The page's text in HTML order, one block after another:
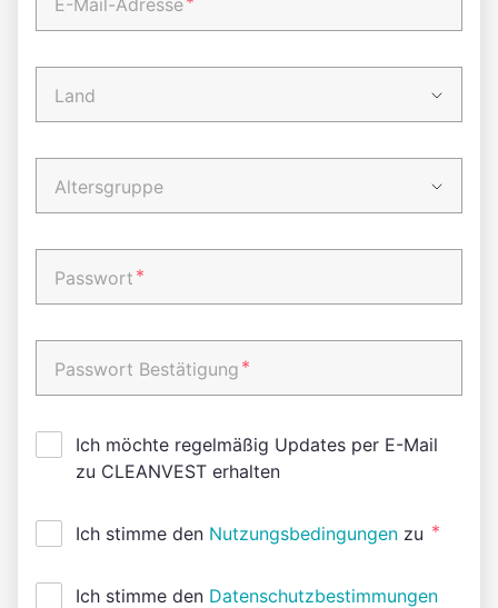
E-Mail-Adresse
Land
Altersgruppe
Passwort *
Passwort Bestätigung *
Ich möchte regelmäßig Updates per E-Mail
zu CLEANVEST erhalten
Ich stimme den Nutzungsbedingungen zu *
Ich stimme den Datenschutzbestimmungen